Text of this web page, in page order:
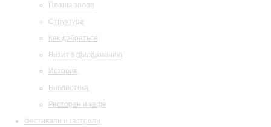
Планы залов
Структура
Как добраться
Визит в филармонию
История
Библиотека
Ресторан и кафе
Фестивали и гастроли